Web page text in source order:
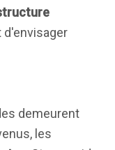
d'envisager
demeurent
les